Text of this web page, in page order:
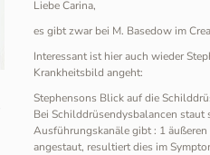
Liebe Carina,
es gibt zwar bei M. Basedow im
Interessant ist hier auch wieder
Krankheitsbild angeht:
Stephensons Blick auf die
Bei Schilddrüsendysbalancen
Ausführungskanäle gibt : 1
angestaut, resultiert dies im